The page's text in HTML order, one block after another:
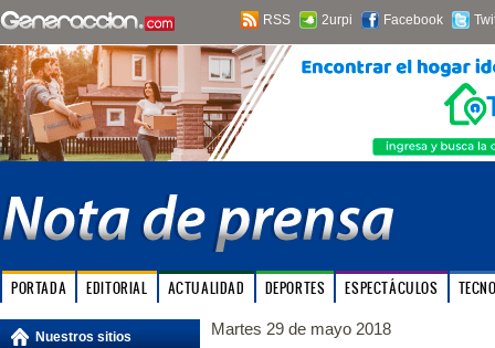
RSS 2urpi Facebook
PORTADA EDITORIAL ACTUALIDAD DEPORTES ESPECTÁCULOS
Nuestros sitios Martes 29 de mayo 2018